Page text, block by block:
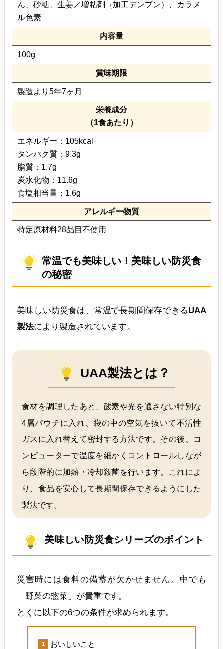
ん、砂糖、生姜／増粘剤（加工デンプン）、カラメ
ル色素
内容量
100g
賞味期限
製造より5年7ヶ月
栄養成分
（1食あたり）
エネルギー：105kcal
タンパク質：9.3g
脂質：1.7g
炭水化物：11.6g
食塩相当量：1.6g
アレルギー物質
特定原材料28品目不使用
常温でも美味しい！美味しい防災食
の秘密
美味しい防災食は、常温で長期間保存できるUAA
製法により製造されています。
UAA製法とは？
食材を調理したあと、酸素や光を通さない特別な
4層パウチに入れ、袋の中の空気を抜いて不活性
ガスに入れ替えて密封する方法です。その後、コ
ンピューターで温度を細かくコントロールしなが
ら段階的に加熱・冷却殺菌を行います。これによ
り、食品を安心して長期間保存できるようにした
製法です。
美味しい防災食シリーズのポイント
災害時には食料の備蓄が欠かせません。中でも
「野菜の惣菜」が貴重です。
とくに以下の6つの条件が求められます。
おいしいこと